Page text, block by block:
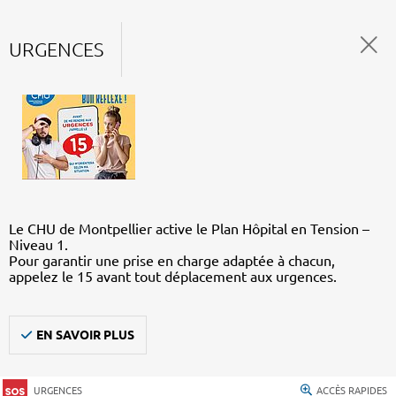
URGENCES
Le CHU de Montpellier active le Plan Hôpital en Tension –
Niveau 1.
Pour garantir une prise en charge adaptée à chacun,
appelez le 15 avant tout déplacement aux urgences.
EN SAVOIR PLUS
URGENCES ACCÈS RAPIDES